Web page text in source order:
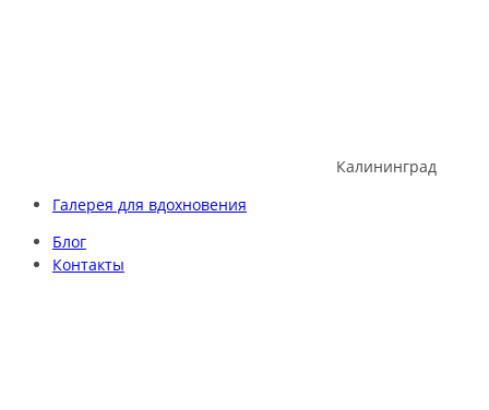
Калининград
Галерея для вдохновения
Блог
Контакты